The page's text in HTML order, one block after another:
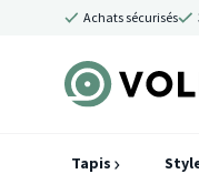
Achats sécurisés
Tapis